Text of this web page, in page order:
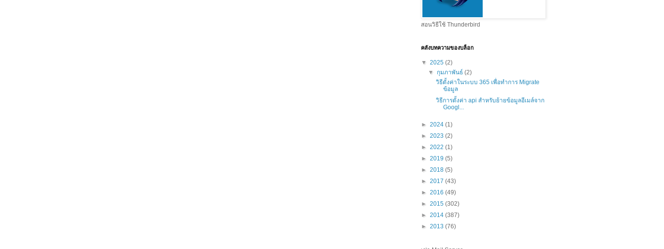
สอนวิธีใช้ Thunderbird
คลังบทความของบล็อก
▼ 2025 (2)
▼ กุมภาพันธ์(2)
วิธีตั้งค่าในระบบ 365 เพื่อทำการ Migrate
ข้อมูล
วิธีการตั้งค่า api สำหรับย้ายข้อมูลอีเมล์จาก
Googl...
► 2024 (1)
► 2023 (2)
► 2022 (1)
► 2019 (5)
► 2018 (5)
► 2017 (43)
► 2016 (49)
► 2015 (302)
► 2014 (387)
► 2013 (76)